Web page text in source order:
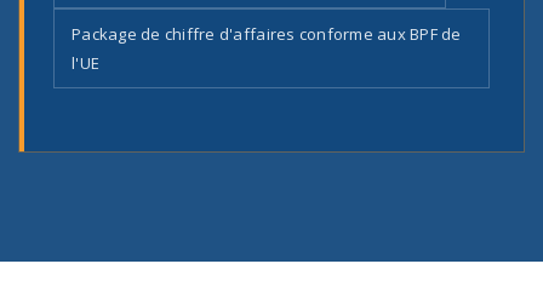
Package de chiffre d'affaires conforme aux BPF de
l'UE